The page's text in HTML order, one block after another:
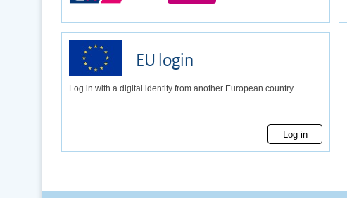
EU login
Log in with a digital identity from another European country.
Log in